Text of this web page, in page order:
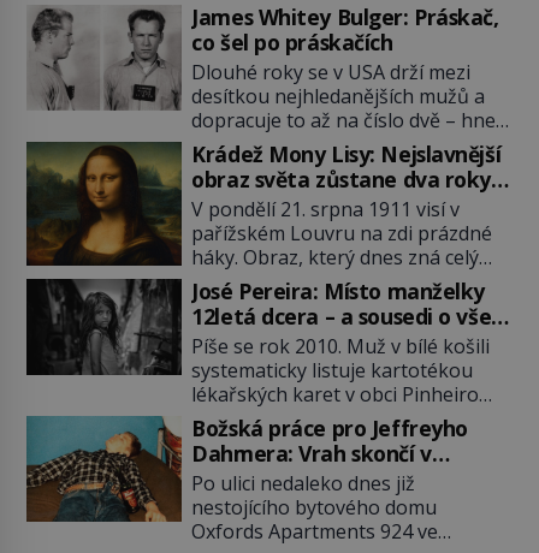
James Whitey Bulger: Práskač,
co šel po práskačích
Dlouhé roky se v USA drží mezi
desítkou nejhledanějších mužů a
dopracuje to až na číslo dvě – hned
po Usámovi bin Ládinovi (1957–
2011). To je James „Whitey“ Bulger
(1929–2018) viněný ze spoluúčasti
na 19 vraždách, vydírání a lichvy. A
samozřejmě, krom toho je ještě
drogový dealer, který neváhá
odstranit z cesty všechny práskače,
zatímco […]
Krádež Mony Lisy: Nejslavnější
obraz světa zůstane dva roky
nezvěstný
V pondělí 21. srpna 1911 visí v
pařížském Louvru na zdi prázdné
háky. Obraz, který dnes zná celý
svět, je pryč. Zpočátku si nikdo
nemyslí, že jde o krádež.
Zaměstnanci jsou přesvědčeni, že
Mona Lisa je jen v restaurátorské
dílně nebo u fotografa. Když se
ukáže pravda, propukne jeden z
největších honů na zloděje v […]
José Pereira: Místo manželky
12letá dcera – a sousedi o všem
vědí!
Píše se rok 2010. Muž v bílé košili
systematicky listuje kartotékou
lékařských karet v obci Pinheiro
ležící asi 20 kilometrů od farmy s
podivínským majitelem. Něco tu
nesedí. Ledaže… Ledaže by ta
mladá dívka z farmy byla ne
manželkou, ale dcerou – a všechny
ty děti byly zplozené v incestu. Na
Božská práce pro Jeffreyho
Dahmera: Vrah skončí v
tratolišti krve ve vězeňských
umývárnách
Po ulici nedaleko dnes již
nestojícího bytového domu
Oxfords Apartments 924 ve